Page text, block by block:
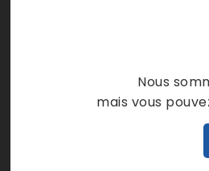
Nous
mais vous